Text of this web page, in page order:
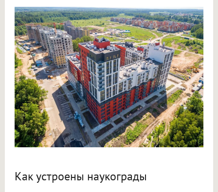
Как устроены наукограды